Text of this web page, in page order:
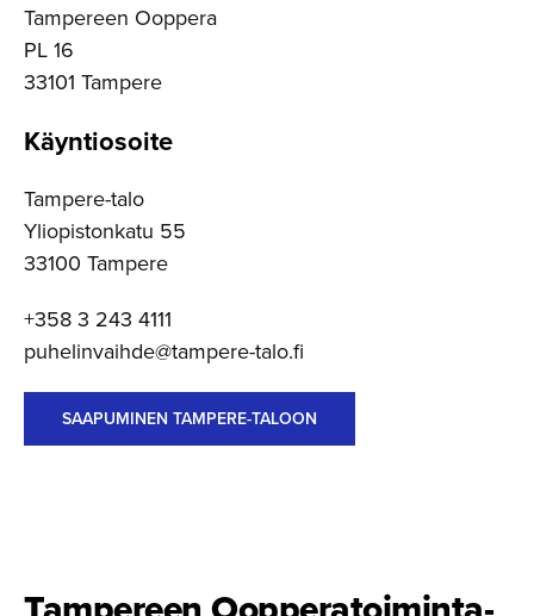
Tampereen Ooppera
PL 16
33101 Tampere
Käyntiosoite
Tampere-talo
Yliopistonkatu 55
33100 Tampere
+358 3 243 4111
puhelinvaihde@tampere-talo.fi
SAAPUMINEN TAMPERE-TALOON